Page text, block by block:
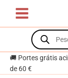
content
Products
search
🚚 Portes grátis
de 60 €
com
interruptor
1440lm
3000K
Branco